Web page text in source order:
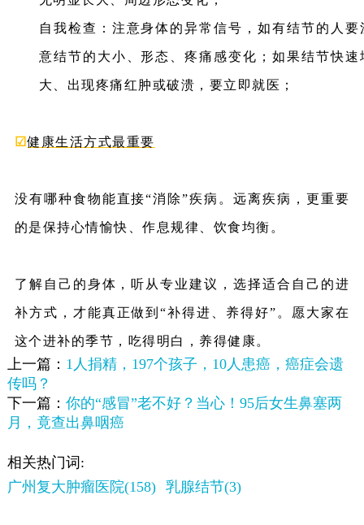
自我检查：注意身体的异常信号，如有结节的人要
意结节的大小、形态、疼痛感变化；如果结节快速
大、出现疼痛红肿或破溃，要立即就医；
☑健康生活方式最重要
没有哪种食物能直接“消除”疾病。远离疾病，更重要
的是保持心情愉快、作息规律、饮食均衡。
了解自己的身体，听从专业建议，选择适合自己的进
补方式，才能真正做到“补得进、养得好”。愿大家在
这个进补的季节，吃得明白，养得健康。
上一篇： 1人捐精，197个孩子，10人患癌，癌症会遗
传吗？
下一篇： 你的“感冒”老不好？当心！95后女生鼻塞两
月，竟查出鼻咽癌
相关热门词:
广州复大肿瘤医院(158)
乳腺结节(3)